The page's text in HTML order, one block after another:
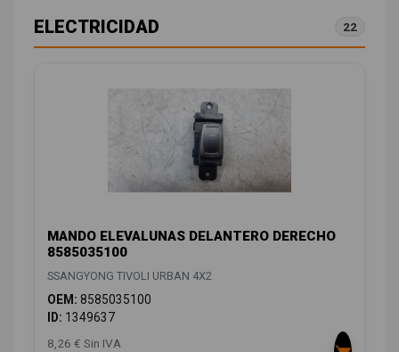
ELECTRICIDAD 22
MANDO ELEVALUNAS DELANTERO DERECHO
8585035100
SSANGYONG TIVOLI URBAN 4X2
OEM: 8585035100
ID: 1349637
8,26 € Sin IVA